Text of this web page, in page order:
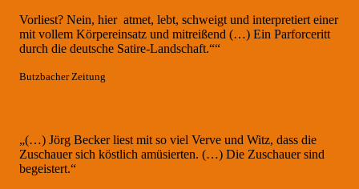
Vorliest? Nein, hier atmet, lebt, schweigt und interpretiert einer
mit vollem Körpereinsatz und mitreißend (…) Ein Parforceritt
durch die deutsche Satire-Landschaft.““
Butzbacher Zeitung
„(…) Jörg Becker liest mit so viel Verve und Witz, dass die
Zuschauer sich köstlich amüsierten. (…) Die Zuschauer sind
begeistert.“